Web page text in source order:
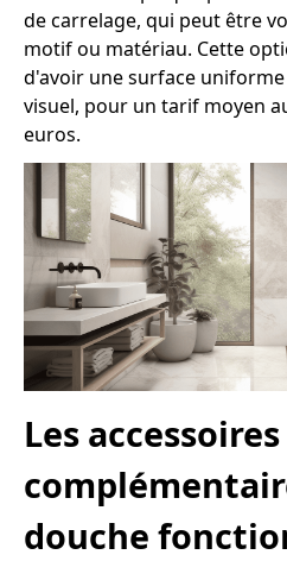
de carrelage, qui peut être
motif ou matériau. Cette
d'avoir une surface
visuel, pour un tarif moyen
euros.
Les accessoires
douche